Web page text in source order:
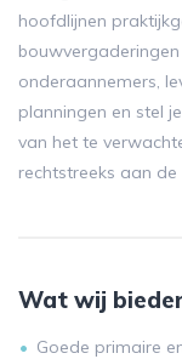
hoofdlijnen
onderaannemers,
planningen en stel
van het te
rechtstreeks aan
Wat wij
Goede primaire